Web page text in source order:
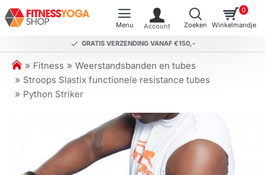
GRATIS VERZENDING VANAF €150,-
0
h
o
m
Fitness
Weerstandsbanden en tubes
Stroops Slastix functionele resistance tubes
Python Striker